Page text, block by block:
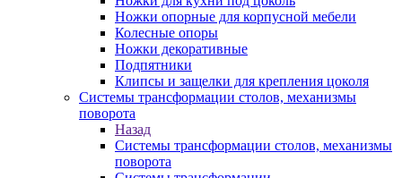
Ножки опорные для корпусной мебели
Колесные опоры
Ножки декоративные
Подпятники
Клипсы и защелки для крепления цоколя
Системы трансформации столов, механизмы
поворота
Назад
Системы трансформации столов, механизмы
поворота